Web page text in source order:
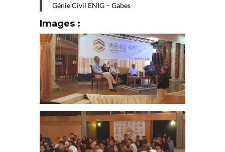
Génie Civil ENIG – Gabes
Images :